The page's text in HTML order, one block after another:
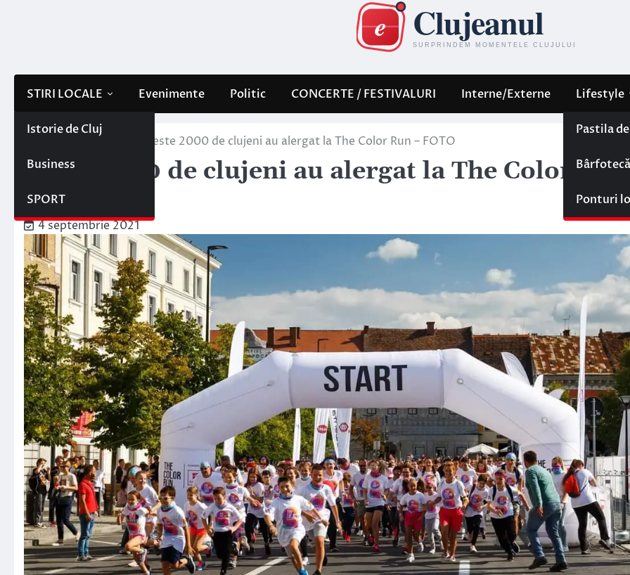
STIRI LOCALE
Istorie de Cluj
Business
SPORT
Evenimente Politic CONCERTE / FESTIVALURI Interne/Externe Lifestyle
Pastila
Bârfotecă
Ponturi
Stiri locale Peste 2000 de clujeni au alergat la The Color Run – FOTO
Peste 2000 de clujeni au alergat la The Color Run
– FOTO
4 septembrie 2021